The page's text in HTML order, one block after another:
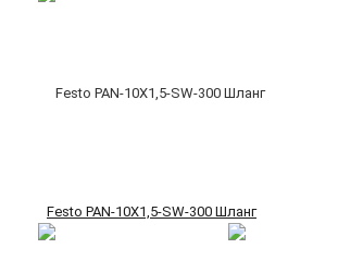
Festo PAN-10X1,5-SW-300 Шланг